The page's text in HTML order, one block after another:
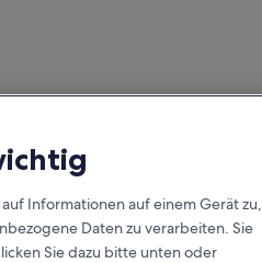
Informationen auf einem Gerät zu,
Daten zu verarbeiten. Sie
Sie dazu bitte unten oder